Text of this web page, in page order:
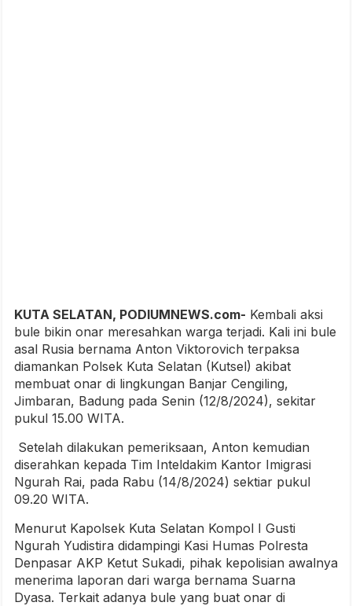
KUTA SELATAN, PODIUMNEWS.com- Kembali aksi
bule bikin onar meresahkan warga terjadi. Kali ini bule
asal Rusia bernama Anton Viktorovich terpaksa
diamankan Polsek Kuta Selatan (Kutsel) akibat
membuat onar di lingkungan Banjar Cengiling,
Jimbaran, Badung pada Senin (12/8/2024), sekitar
pukul 15.00 WITA.
Setelah dilakukan pemeriksaan, Anton kemudian
diserahkan kepada Tim Inteldakim Kantor Imigrasi
Ngurah Rai, pada Rabu (14/8/2024) sektiar pukul
09.20 WITA.
Menurut Kapolsek Kuta Selatan Kompol I Gusti
Ngurah Yudistira didampingi Kasi Humas Polresta
Denpasar AKP Ketut Sukadi, pihak kepolisian awalnya
menerima laporan dari warga bernama Suarna
Dyasa. Terkait adanya bule yang buat onar di